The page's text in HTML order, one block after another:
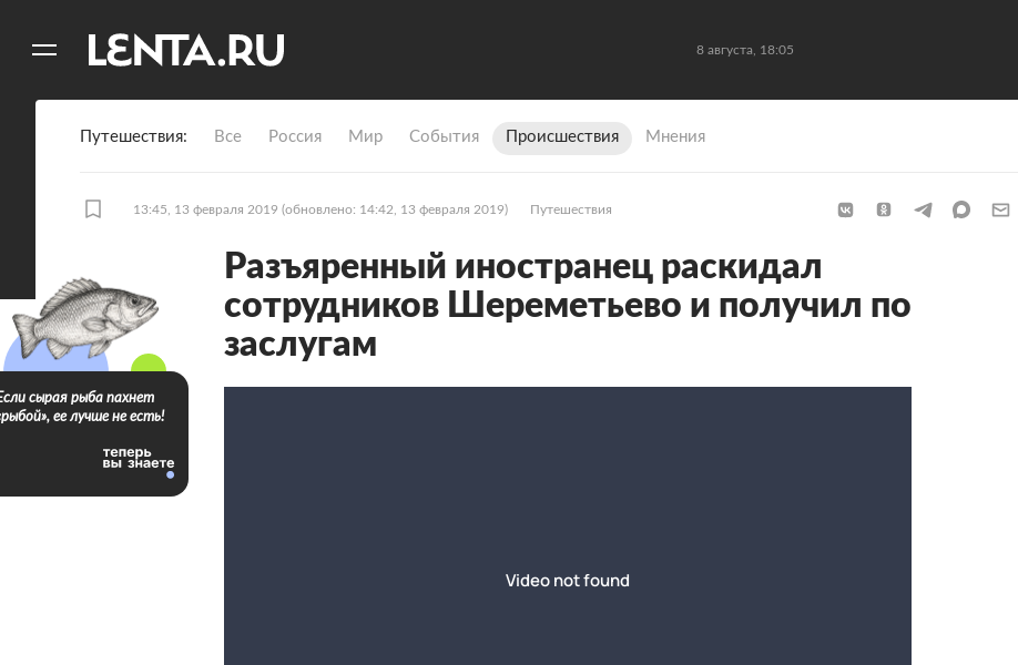
8 августа, 18:05
Путешествия Все Россия Мир События Происшествия Мнения
13:45, 13 февраля 2019 (обновлено: 14:42, 13 февраля 2019) Путешествия
Разъяренный иностранец раскидал
сотрудников Шереметьево и получил по
заслугам
сырая рыба пахнет
ее лучше не есть!